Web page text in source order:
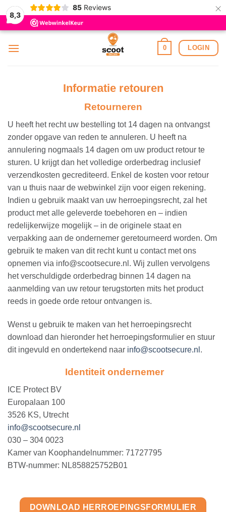
8,3
85 Reviews ×
naar
0 LOGIN
Informatie retouren
Retourneren
U heeft het recht uw bestelling tot 14 dagen na ontvangst
zonder opgave van reden te annuleren. U heeft na
annulering nogmaals 14 dagen om uw product retour te
sturen. U krijgt dan het volledige orderbedrag inclusief
verzendkosten gecrediteerd. Enkel de kosten voor retour
van u thuis naar de webwinkel zijn voor eigen rekening.
Indien u gebruik maakt van uw herroepingsrecht, zal het
product met alle geleverde toebehoren en – indien
redelijkerwijze mogelijk – in de originele staat en
verpakking aan de ondernemer geretourneerd worden. Om
gebruik te maken van dit recht kunt u contact met ons
opnemen via info@scootsecure.nl. Wij zullen vervolgens
het verschuldigde orderbedrag binnen 14 dagen na
aanmelding van uw retour terugstorten mits het product
reeds in goede orde retour ontvangen is.
Wenst u gebruik te maken van het herroepingsrecht
download dan hieronder het herroepingsformulier en stuur
dit ingevuld en ondertekend naar info@scootsecure.nl .
Identiteit ondernemer
ICE Protect BV
Europalaan 100
3526 KS, Utrecht
info@scootsecure.nl
030 – 304 0023
Kamer van Koophandelnummer: 71727795
BTW-nummer: NL858825752B01
DOWNLOAD HERROEPINGSFORMULIER